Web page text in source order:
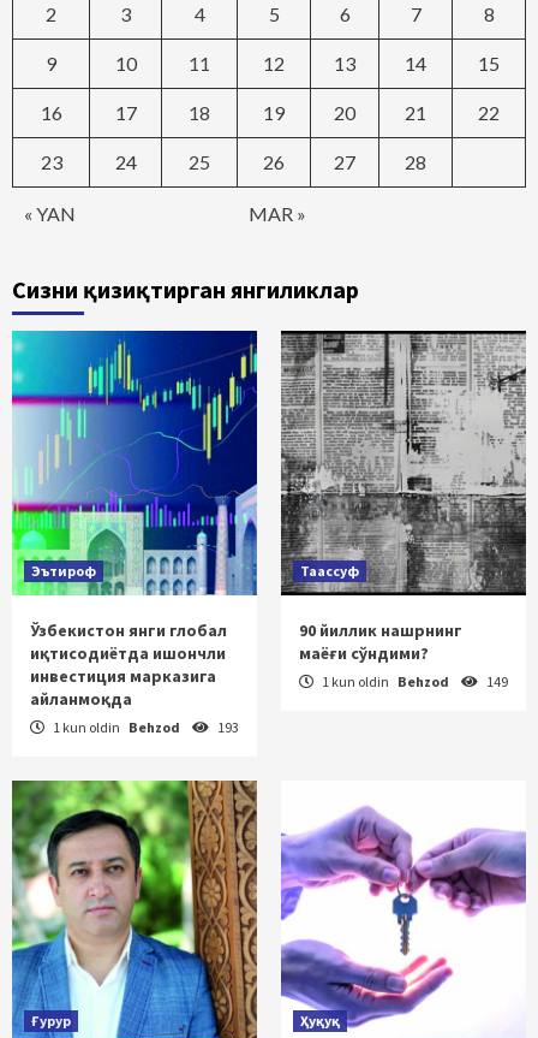
« YAN MAR »
2 3 4 5 6 7 8
9 10 11 12 13 14 15
16 17 18 19 20 21 22
23 24 25 26 27 28
Сизни қизиқтирган янгиликлар
Эътироф
Ўзбекистон янги глобал
иқтисодиётда ишончли
инвестиция марказига
айланмоқда
1 kun oldin Behzod 193
Таассуф
90 йиллик нашрнинг
маёғи сўндими?
1 kun oldin Behzod 149
Ғурур Ҳуқуқ